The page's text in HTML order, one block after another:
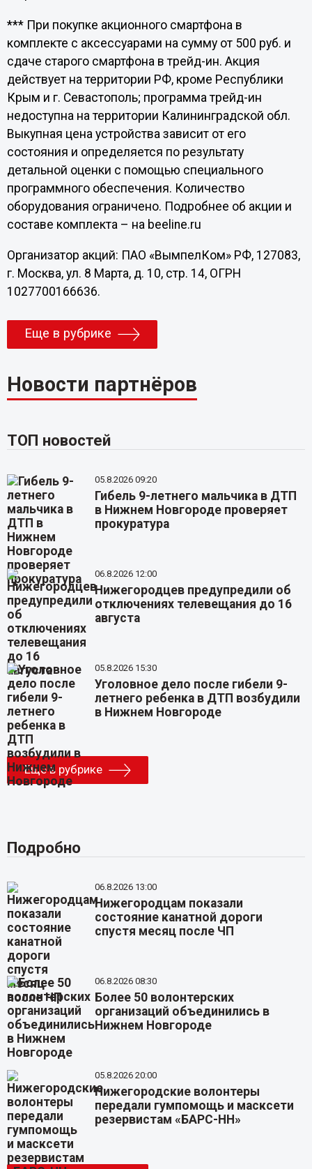
*** При покупке акционного смартфона в
комплекте с аксессуарами на сумму от 500 руб. и
сдаче старого смартфона в трейд-ин. Акция
действует на территории РФ, кроме Республики
Крым и г. Севастополь; программа трейд-ин
недоступна на территории Калининградской обл.
Выкупная цена устройства зависит от его
состояния и определяется по результату
детальной оценки с помощью специального
программного обеспечения. Количество
оборудования ограничено. Подробнее об акции и
составе комплекта – на beeline.ru
Организатор акций: ПАО «ВымпелКом» РФ, 127083,
г. Москва, ул. 8 Марта, д. 10, стр. 14, ОГРН
1027700166636.
Еще в рубрике
Новости партнёров
ТОП новостей
05.8.2026 09:20
Гибель 9-летнего мальчика в ДТП
в Нижнем Новгороде проверяет
прокуратура
06.8.2026 12:00
Нижегородцев предупредили об
отключениях телевещания до 16
августа
05.8.2026 15:30
Уголовное дело после гибели 9-
летнего ребенка в ДТП возбудили
в Нижнем Новгороде
Еще в рубрике
Подробно
06.8.2026 13:00
Нижегородцам показали
состояние канатной дороги
спустя месяц после ЧП
06.8.2026 08:30
Более 50 волонтерских
организаций объединились в
Нижнем Новгороде
05.8.2026 20:00
Нижегородские волонтеры
передали гумпомощь и масксети
резервистам «БАРС-НН»